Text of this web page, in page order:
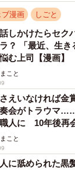
ることもない
いのでした。
い状況が、新
ブ漫画 しごと
しかけたらセク
？ 「最近、生
む上司【漫画】
こと
さえいなければ
会がトラウマ
人に 10年後再
し出【漫画】
こと
に舐められた